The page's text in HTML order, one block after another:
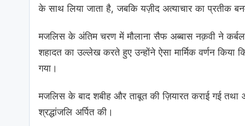
के साथ लिया जाता है, जबकि यज़ीद अत्याचार का प्रतीक
मजलिस के अंतिम चरण में मौलाना सैफ अब्बास नक़वी ने
शहादत का उल्लेख करते हुए उन्होंने ऐसा मार्मिक वर्णन
गया।
मजलिस के बाद शबीह और ताबूत की ज़ियारत कराई गई
श्रद्धांजलि अर्पित की।